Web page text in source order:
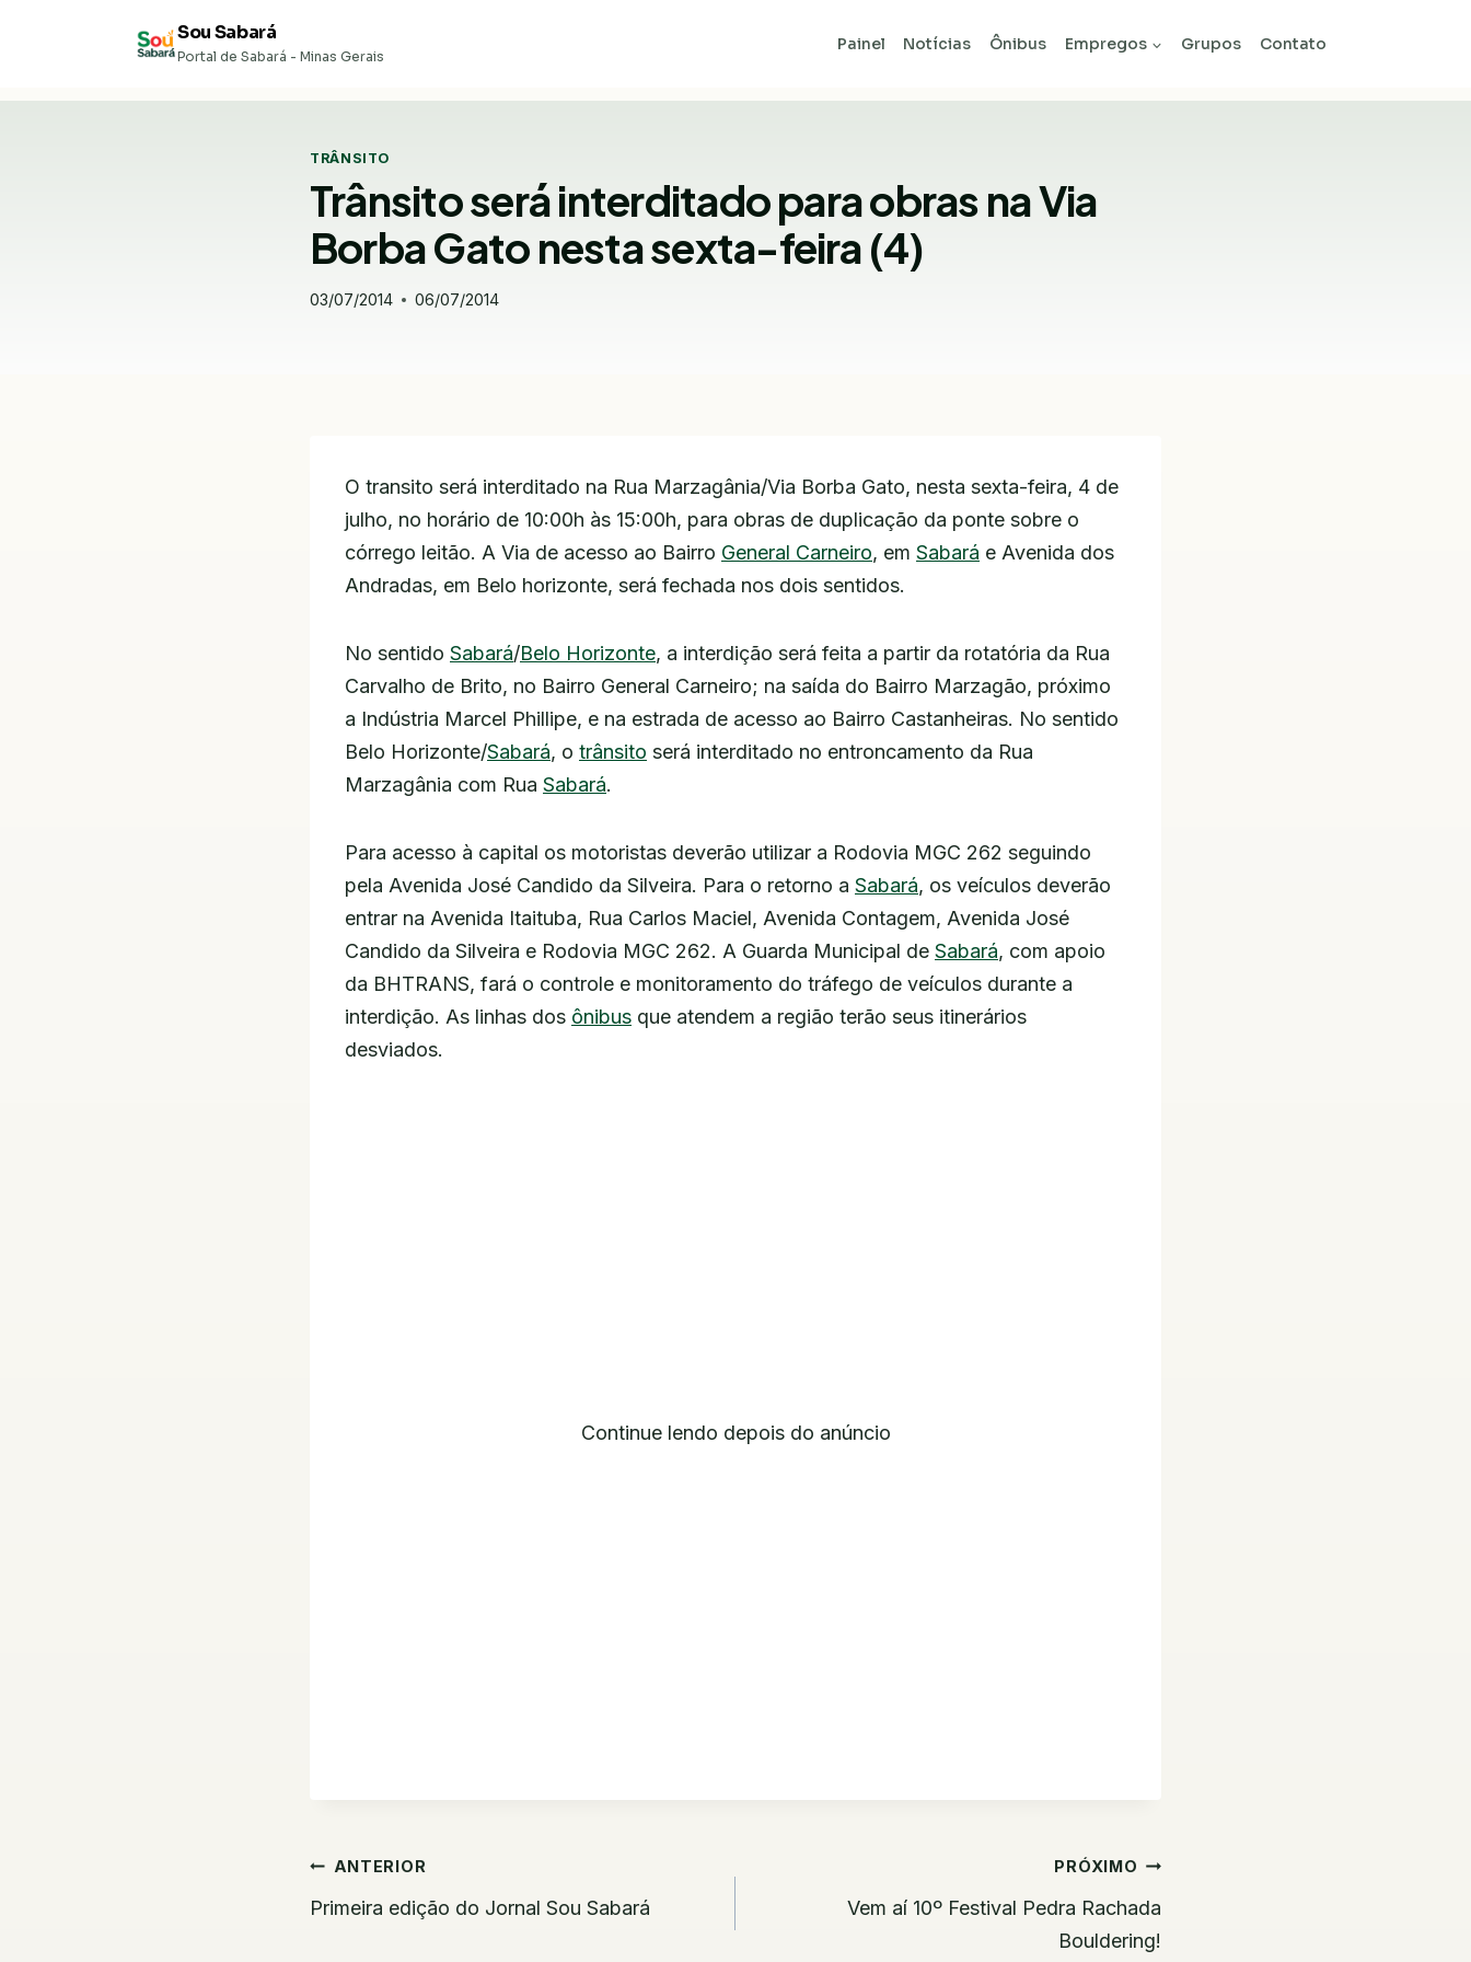
Sou Sabará
Portal de Sabará - Minas Gerais
Painel Notícias Ônibus Empregos Grupos Contato
TRÂNSITO
Trânsito será interditado para obras na Via
Borba Gato nesta sexta-feira (4)
03/07/2014 06/07/2014
O transito será interditado na Rua Marzagânia/Via Borba Gato, nesta sexta-feira, 4 de
julho, no horário de 10:00h às 15:00h, para obras de duplicação da ponte sobre o
córrego leitão. A Via de acesso ao Bairro General Carneiro, em Sabará e Avenida dos
Andradas, em Belo horizonte, será fechada nos dois sentidos.
No sentido Sabará/Belo Horizonte, a interdição será feita a partir da rotatória da Rua
Carvalho de Brito, no Bairro General Carneiro; na saída do Bairro Marzagão, próximo
a Indústria Marcel Phillipe, e na estrada de acesso ao Bairro Castanheiras. No sentido
Belo Horizonte/Sabará, o trânsito será interditado no entroncamento da Rua
Marzagânia com Rua Sabará.
Para acesso à capital os motoristas deverão utilizar a Rodovia MGC 262 seguindo
pela Avenida José Candido da Silveira. Para o retorno a Sabará, os veículos deverão
entrar na Avenida Itaituba, Rua Carlos Maciel, Avenida Contagem, Avenida José
Candido da Silveira e Rodovia MGC 262. A Guarda Municipal de Sabará, com apoio
da BHTRANS, fará o controle e monitoramento do tráfego de veículos durante a
interdição. As linhas dos ônibus que atendem a região terão seus itinerários
desviados.
Continue lendo depois do anúncio
Navegação
de
ANTERIOR
Primeira edição do Jornal Sou Sabará
PRÓXIMO
Vem aí 10º Festival Pedra Rachada
Bouldering!